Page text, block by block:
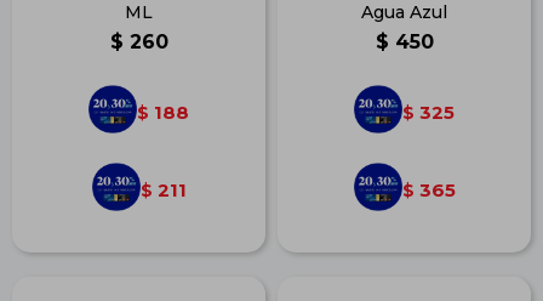
ML
$ 260
$ 188
$ 211
Agua Azul
$ 450
$ 325
$ 365